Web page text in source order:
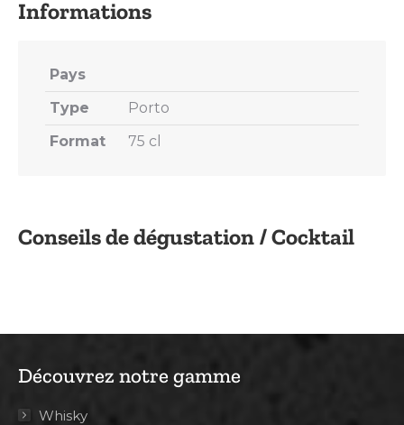
Conseils de dégustation / Cocktail
Pays
Type
Porto
Format
75 cl
Découvrez notre gamme
Whisky